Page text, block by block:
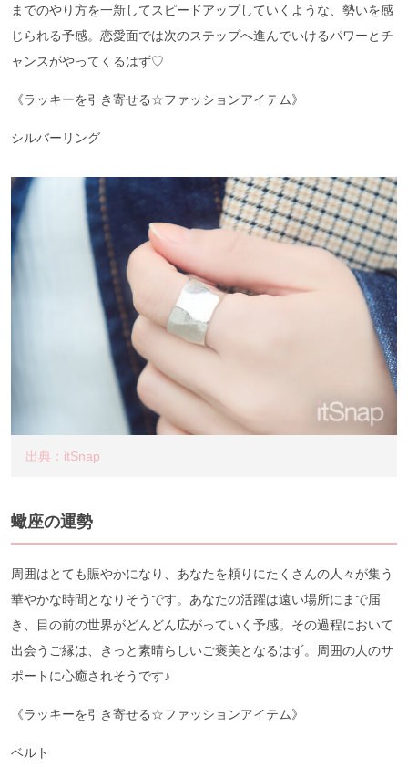
までのやり方を一新してスピードアップしていくような、勢いを感
じられる予感。恋愛面では次のステップへ進んでいけるパワーとチ
ャンスがやってくるはず♡
《ラッキーを引き寄せる☆ファッションアイテム》
シルバーリング
出典：itSnap
蠍座の運勢
周囲はとても賑やかになり、あなたを頼りにたくさんの人々が集う
華やかな時間となりそうです。あなたの活躍は遠い場所にまで届
き、目の前の世界がどんどん広がっていく予感。その過程において
出会うご縁は、きっと素晴らしいご褒美となるはず。周囲の人のサ
ポートに心癒されそうです♪
《ラッキーを引き寄せる☆ファッションアイテム》
ベルト